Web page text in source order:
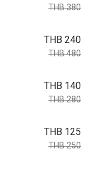
THB 380
THB 240
THB 480
THB 140
THB 280
THB 125
THB 250